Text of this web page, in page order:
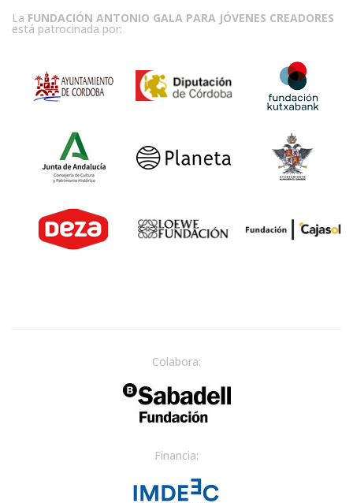
La FUNDACIÓN ANTONIO GALA PARA JÓVENES CREADORES
está patrocinada por:
Colabora:
Financia: